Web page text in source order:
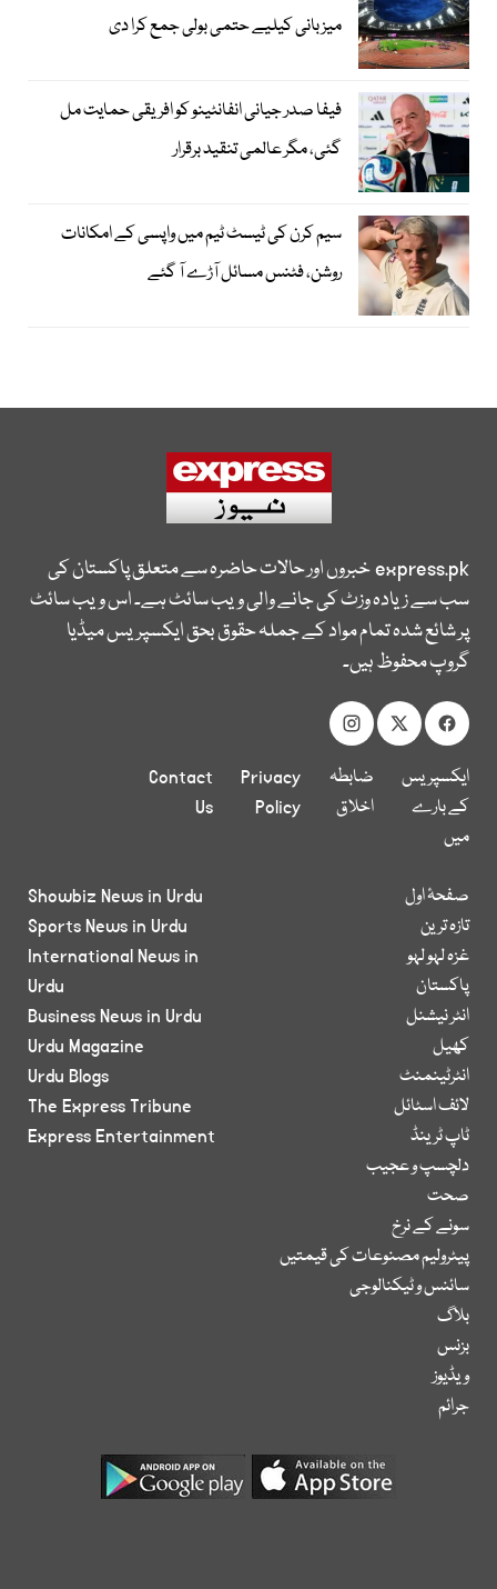
میزبانی کیلیے حتمی بولی جمع کرا دی
فیفا صدر جیانی انفانٹینو کو افریقی حمایت مل
گئی، مگر عالمی تنقید برقرار
سیم کرن کی ٹیسٹ ٹیم میں واپسی کے امکانات
روشن، فٹنس مسائل آڑے آ گئے
express.pkخبروں اور حالات حاضرہ سے متعلق پاکستان کی
سب سے زیادہ وزٹ کی جانے والی ویب سائٹ ہے۔ اس ویب سائٹ
پر شائع شدہ تمام مواد کے جملہ حقوق بحق ایکسپریس میڈیا
گروپ محفوظ ہیں۔
ایکسپریس
کے بارے
میں
ضابطہ
اخلاق
Privacy
Policy
Contact
Us
صفحۂ اول
تازہ ترین
غزہ لہو لہو
پاکستان
انٹر نیشنل
کھیل
انٹرٹینمنٹ
لائف اسٹائل
ٹاپ ٹرینڈ
دلچسپ و عجیب
صحت
سونے کے نرخ
پیٹرولیم مصنوعات کی قیمتیں
سائنس و ٹیکنالوجی
بلاگ
بزنس
ویڈیوز
جرائم
Showbiz News in Urdu
Sports News in Urdu
International News in
Urdu
Business News in Urdu
Urdu Magazine
Urdu Blogs
The Express Tribune
Express Entertainment